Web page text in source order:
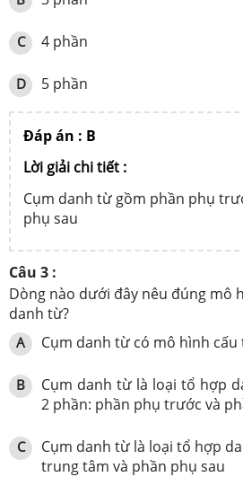
C 4 phần
D 5 phần
Đáp án : B
Lời giải chi tiết :
Cụm danh từ gồm phần phụ
phụ sau
Câu 3 :
Dòng nào dưới đây nêu đúng mô
danh từ?
A Cụm danh từ có mô hình
B
Cụm danh từ là loại tổ hợp
2 phần: phần phụ trước và
C
Cụm danh từ là loại tổ hợp
trung tâm và phần phụ sau